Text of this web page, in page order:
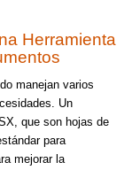
Herramienta
manejan varios
Un
que son hojas de
para
mejorar la